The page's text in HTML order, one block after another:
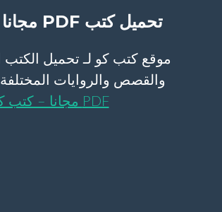
تحميل كتب PDF مجانا – كتب كو
والقصص والروايات المختلفة
PDF مجانا – كتب كو